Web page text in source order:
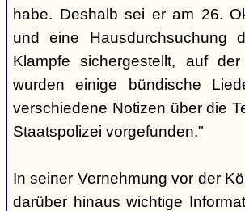
habe. Deshalb sei er am 26.
und eine Hausdurchsuchung
Klampfe sichergestellt, auf
wurden einige bündische
verschiedene Notizen über die
Staatspolizei vorgefunden."
In seiner Vernehmung vor der
darüber hinaus wichtige